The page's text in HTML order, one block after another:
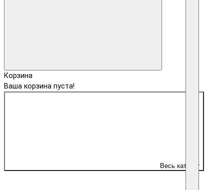
Корзина
Ваша корзина пуста!
Весь каталог